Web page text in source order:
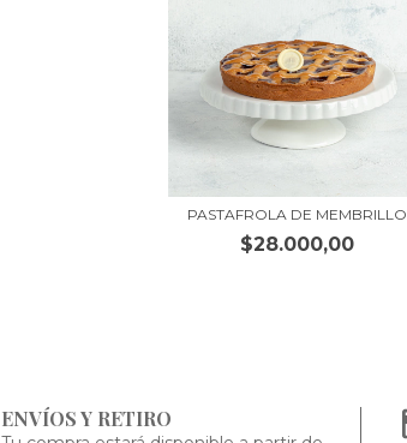
PASTAFROLA DE MEMBRILLO
$28.000,00
ENVÍOS Y RETIRO